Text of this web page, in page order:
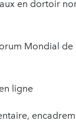
en dortoir
Mondial
ligne